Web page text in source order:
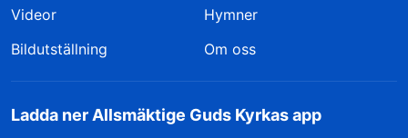
Videor
Hymner
Bildutställning
Om oss
Ladda ner Allsmäktige Guds Kyrkas app